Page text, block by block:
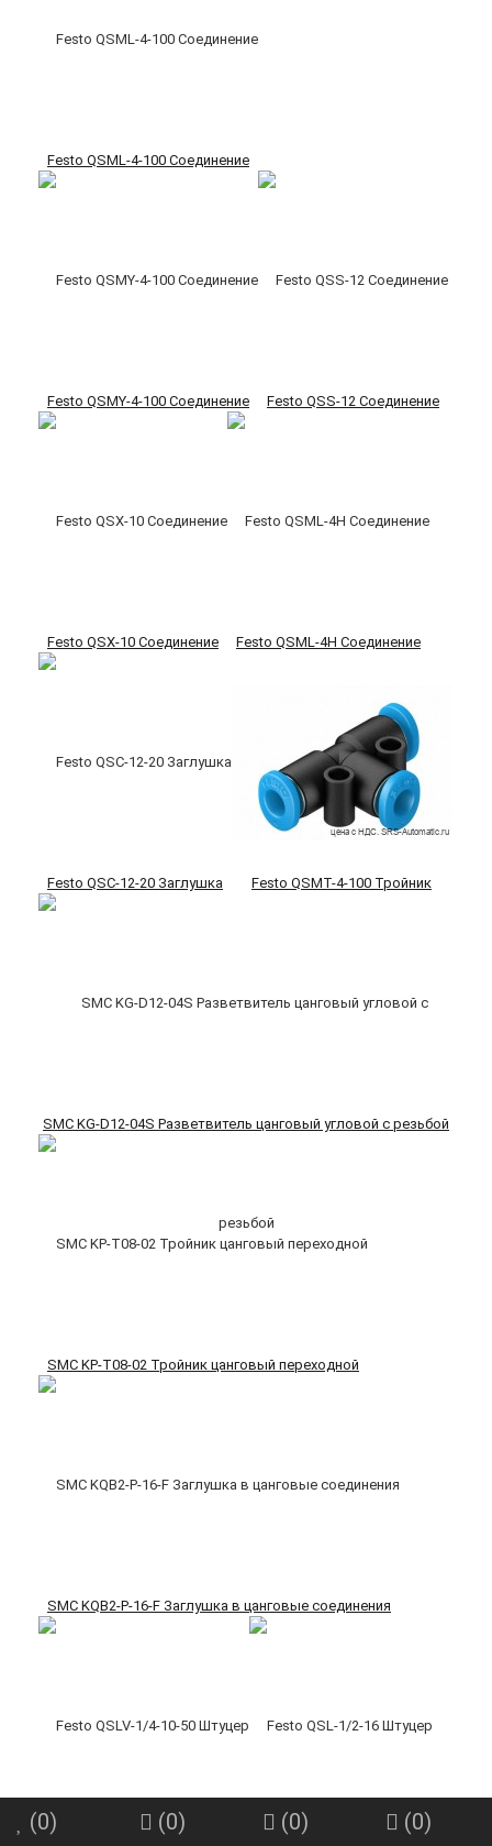
Festo QSML-4-100 Соединение
Festo QSMY-4-100 Соединение Festo QSS-12 Соединение
Festo QSX-10 Соединение Festo QSML-4H Соединение
Festo QSC-12-20 Заглушка Festo QSMT-4-100 Тройник
SMC KG-D12-04S Разветвитель цанговый угловой с резьбой
SMC KP-T08-02 Тройник цанговый переходной
SMC KQB2-P-16-F Заглушка в цанговые соединения
(0) (0) (0) (0)